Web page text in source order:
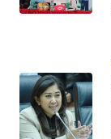
KARIR
DISCLAIMER